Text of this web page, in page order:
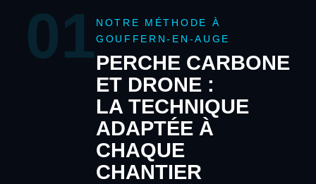
01 NOTRE MÉTHODE À
GOUFFERN-EN-AUGE
PERCHE CARBONE
ET DRONE :
LA TECHNIQUE
ADAPTÉE À
CHAQUE
CHANTIER